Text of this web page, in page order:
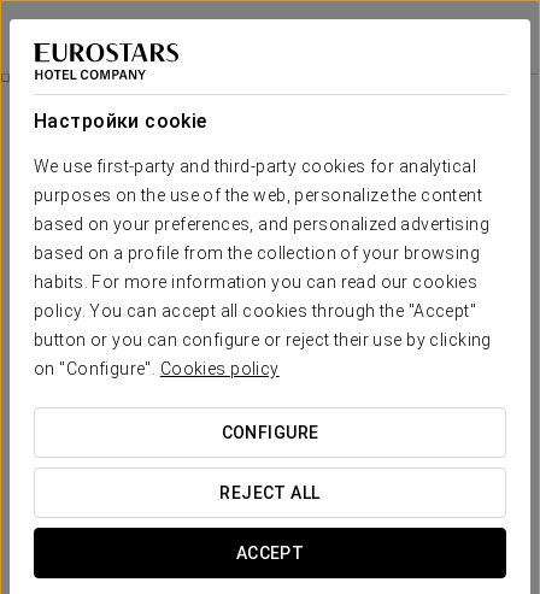
Настройки cookie
We use first-party and third-party cookies for analytical
purposes on the use of the web, personalize the content
based on your preferences, and personalized advertising
based on a profile from the collection of your browsing
habits. For more information you can read our cookies
policy. You can accept all cookies through the "Accept"
button or you can configure or reject their use by clicking
on "Configure". Cookies policy
CONFIGURE
REJECT ALL
ACCEPT
Eurostars Sofia City
СОФИЯ
Номера
Необходимые вам комфорт и
отдых
К услугам гостей отеля Eurostars Sofia City61 номер. Все
просторные и современныеномера отеля оформлены в
теплых тонах с использованием ценных пород дерева и
отличаются яркими акцентами в текстиле и мелких деталях,
что придает им индивидуальность и колорит.
номера